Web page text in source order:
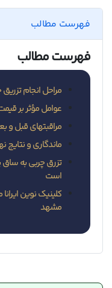
فهرست مطالب
فهرست مطالب
مراحل انجام
عوامل مؤثر بر
مراقبتهای قبل و
ماندگاری و نتایج
تزرق چربی به
است
کلینیک نوین
مشهد